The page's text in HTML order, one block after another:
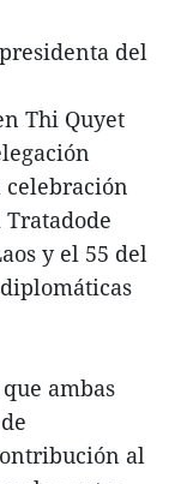
del
Thi Quyet
celebración
y el 55 del
ambas
al